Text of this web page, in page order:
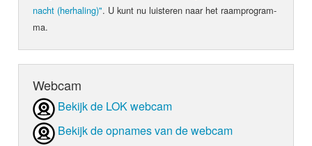
nacht (herhaling)". U kunt nu luis­teren naar het raam­pro­gram­
ma.
Webcam
Bekijk de LOK webcam
Bekijk de opnames van de webcam